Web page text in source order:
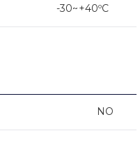
-30~+40ºC
NO